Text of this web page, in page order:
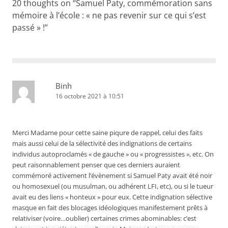
20 thoughts on “Samuel Paty, commémoration sans
mémoire à l’école : « ne pas revenir sur ce qui s’est
passé » !”
Binh
16 octobre 2021 à 10:51
Merci Madame pour cette saine piqure de rappel, celui des faits
mais aussi celui de la sélectivité des indignations de certains
individus autoproclamés « de gauche » ou « progressistes », etc. On
peut raisonnablement penser que ces derniers auraient
commémoré activement l’évènement si Samuel Paty avait été noir
ou homosexuel (ou musulman, ou adhérent LFI, etc), ou si le tueur
avait eu des liens « honteux » pour eux. Cette indignation sélective
masque en fait des blocages idéologiques manifestement prêts à
relativiser (voire…oublier) certaines crimes abominables: c’est